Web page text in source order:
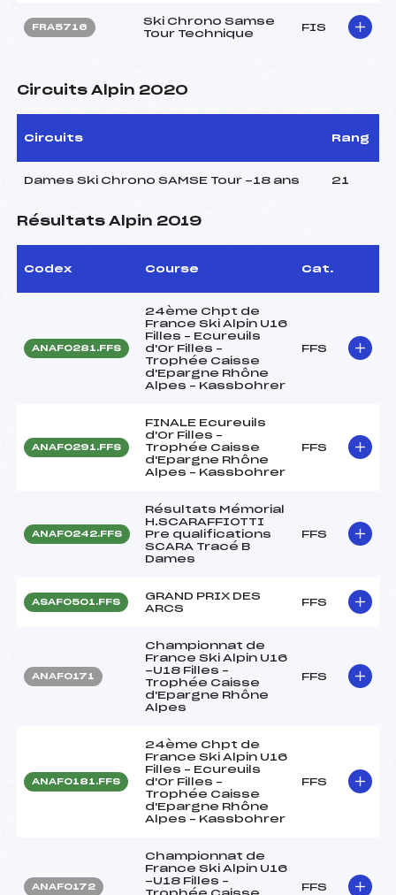
FRA5716
Ski Chrono Samse
Tour Technique
FIS
Circuits Alpin 2020
Circuits Rang
Dames Ski Chrono SAMSE Tour -18 ans 21
Résultats Alpin 2019
Codex Course Cat.
ANAF0281.FFS
24ème Chpt de
France Ski Alpin U16
Filles – Ecureuils
d'Or Filles –
Trophée Caisse
d'Epargne Rhône
Alpes – Kassbohrer
FFS
ANAF0291.FFS
FINALE Ecureuils
d'Or Filles –
Trophée Caisse
d'Epargne Rhône
Alpes – Kassbohrer
FFS
ANAF0242.FFS
Résultats Mémorial
H.SCARAFFIOTTI
Pre qualifications
SCARA Tracé B
Dames
FFS
ASAF0501.FFS
GRAND PRIX DES
ARCS
FFS
ANAF0171
Championnat de
France Ski Alpin U16
-U18 Filles –
Trophée Caisse
d'Epargne Rhône
Alpes
FFS
ANAF0181.FFS
24ème Chpt de
France Ski Alpin U16
Filles – Ecureuils
d'Or Filles –
Trophée Caisse
d'Epargne Rhône
Alpes – Kassbohrer
FFS
ANAF0172
Championnat de
France Ski Alpin U16
-U18 Filles –
Trophée Caisse
FFS